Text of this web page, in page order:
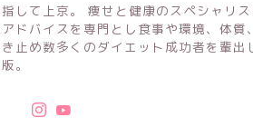
して上京。 痩せと健康のスペシャリ
ドバイスを専門とし食事や環境、体質
止め数多くのダイエット成功者を輩出
。